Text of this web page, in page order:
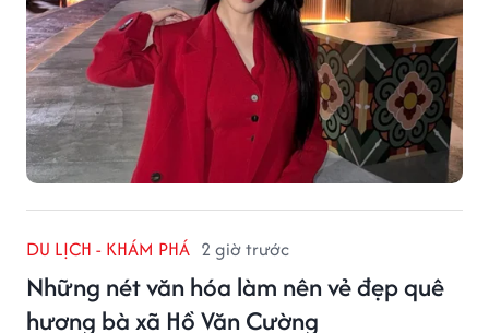
DU LỊCH - KHÁM PHÁ 2 giờ trước
Những nét văn hóa làm nên vẻ đẹp quê
hương bà xã Hồ Văn Cường